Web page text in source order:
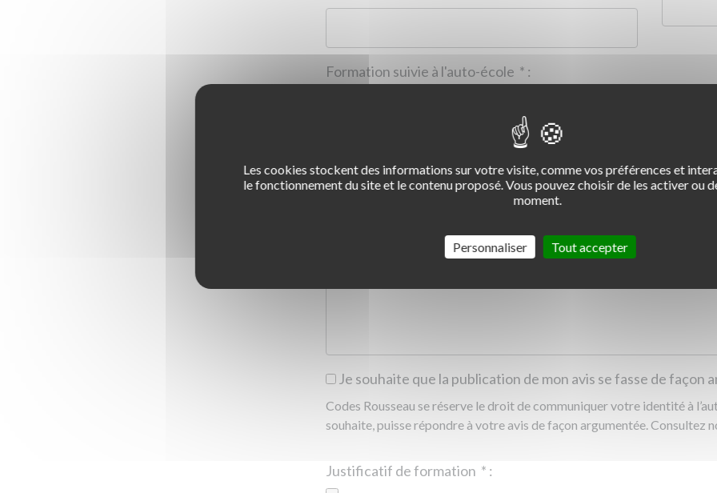
* :
1
2 3 4
Je souhaite que la publication de mon avis se fasse de façon
Codes Rousseau se réserve le droit de communiquer votre identité à
souhaite, puisse répondre à votre avis de façon argumentée. Consultez
* :
Les cookies stockent des informations sur votre visite, comme vos préférences et
le fonctionnement du site et le contenu proposé. Vous pouvez choisir de les activer ou
moment.
Tout accepter
Personnaliser